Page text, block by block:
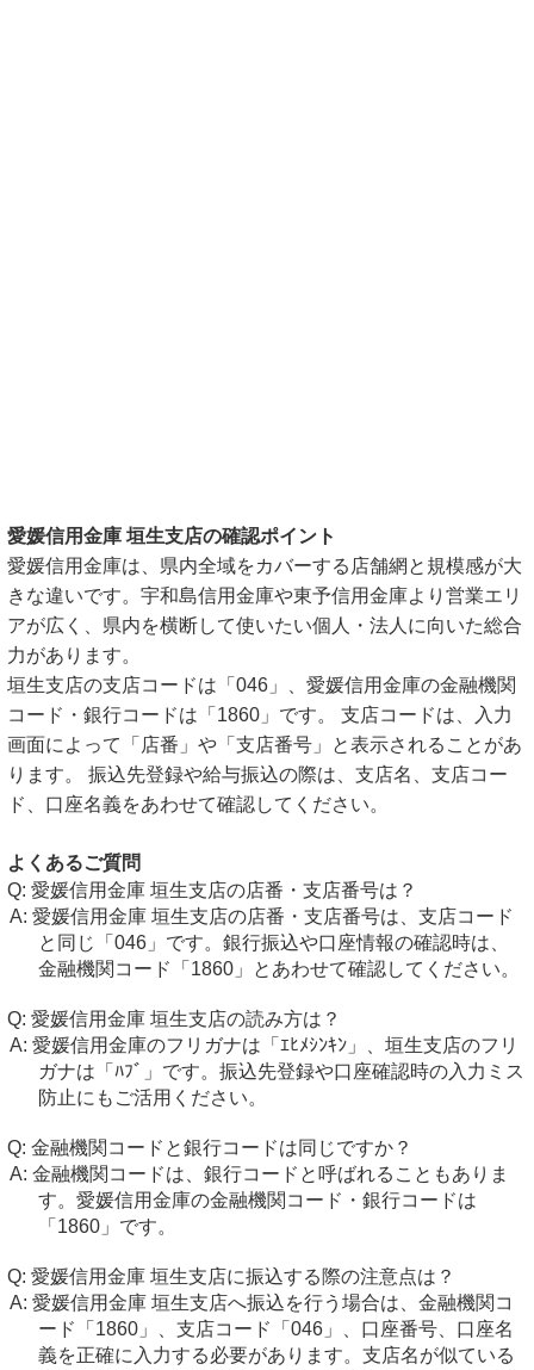
愛媛信用金庫 垣生支店の確認ポイント
愛媛信用金庫は、県内全域をカバーする店舗網と規模感が大
きな違いです。宇和島信用金庫や東予信用金庫より営業エリ
アが広く、県内を横断して使いたい個人・法人に向いた総合
力があります。
垣生支店の支店コードは「046」、愛媛信用金庫の金融機関
コード・銀行コードは「1860」です。 支店コードは、入力
画面によって「店番」や「支店番号」と表示されることがあ
ります。 振込先登録や給与振込の際は、支店名、支店コー
ド、口座名義をあわせて確認してください。
よくあるご質問
愛媛信用金庫 垣生支店の店番・支店番号は？
愛媛信用金庫 垣生支店の店番・支店番号は、支店コード
と同じ「046」です。銀行振込や口座情報の確認時は、
金融機関コード「1860」とあわせて確認してください。
愛媛信用金庫 垣生支店の読み方は？
愛媛信用金庫のフリガナは「ｴﾋﾒｼﾝｷﾝ」、垣生支店のフリ
ガナは「ﾊﾌﾞ」です。振込先登録や口座確認時の入力ミス
防止にもご活用ください。
金融機関コードと銀行コードは同じですか？
金融機関コードは、銀行コードと呼ばれることもありま
す。愛媛信用金庫の金融機関コード・銀行コードは
「1860」です。
愛媛信用金庫 垣生支店に振込する際の注意点は？
愛媛信用金庫 垣生支店へ振込を行う場合は、金融機関コ
ード「1860」、支店コード「046」、口座番号、口座名
義を正確に入力する必要があります。支店名が似ている